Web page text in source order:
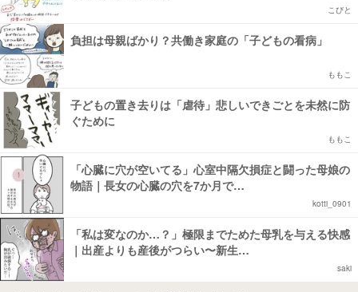
こびと
負担は母親ばかり？共働き家庭の「子どもの看病」
ももこ
子どもの置き去りは「虐待」悲しいできごとを未然に防
ぐために
ももこ
「心臓に穴が空いてる」心室中隔欠損症と闘った母娘の
物語｜長女の心臓の穴を7か月で…
kotti_0901
「私は変なのか…？」極限までためた母乳を与える快感
｜出産よりも産後がつらい〜新生…
saki